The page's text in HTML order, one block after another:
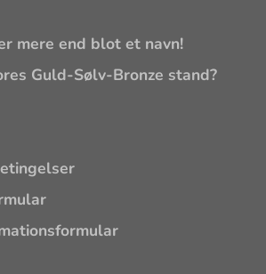
mere end blot et navn!
Guld-Sølv-Bronze stand?